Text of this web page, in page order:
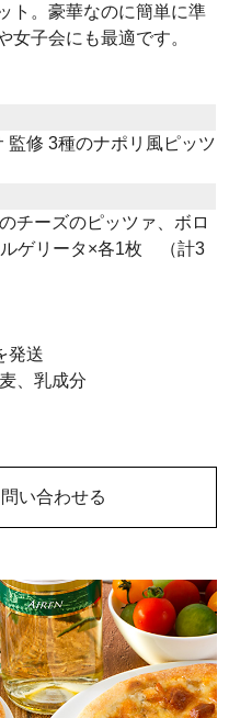
い合わせる
ト。豪華なのに簡単に準
女子会にも最適です。
監修 3種のナポリ風ピッツ
チーズのピッツァ、ボロ
ルゲリータ×各1枚 （計3
発送
、乳成分